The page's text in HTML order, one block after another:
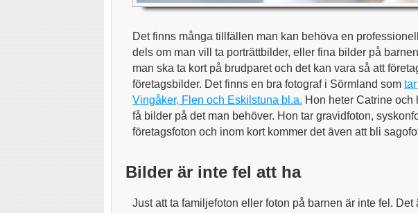
Det finns många tillfällen man kan behöva en
dels om man vill ta porträttbilder, eller fina bilder på
man ska ta kort på brudparet och det kan vara så att
företagsbilder. Det finns en bra fotograf i Sörmland som
Vingåker, Flen och Eskilstuna bl.a. Hon heter Catrine och
få bilder på det man behöver. Hon tar gravidfoton,
företagsfoton och inom kort kommer det även att bli
Bilder är inte fel att ha
Just att ta familjefoton eller foton på barnen är inte fel. Det